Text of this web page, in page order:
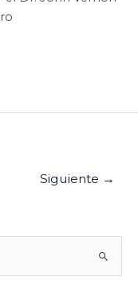
Siguiente →